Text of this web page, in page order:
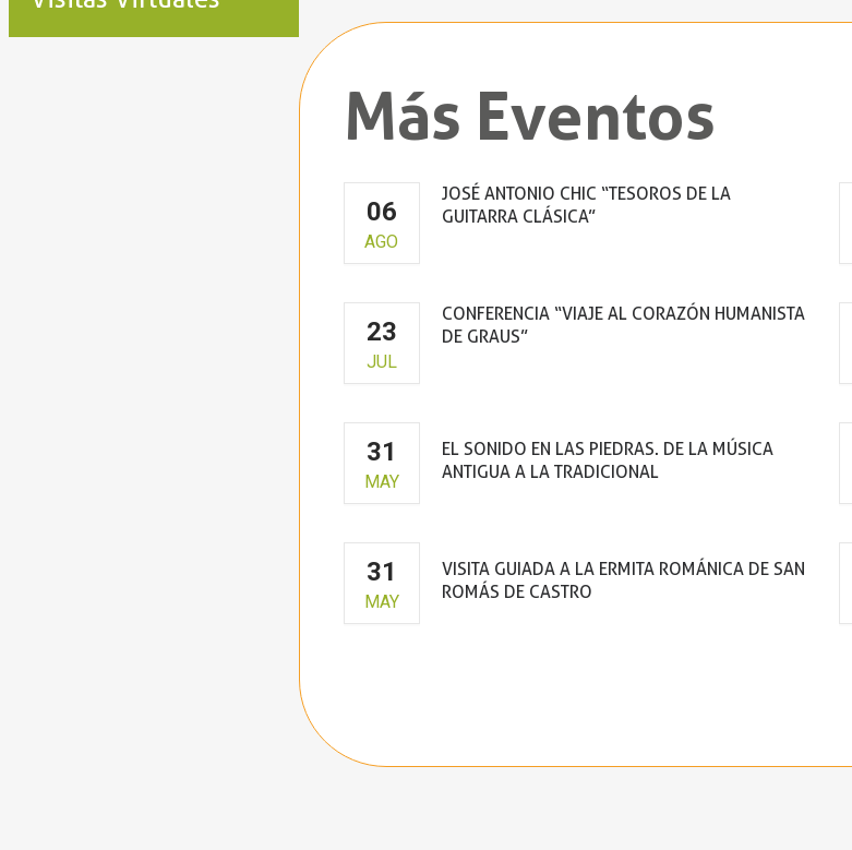
Más Eventos
06
AGO
JOSÉ ANTONIO CHIC “TESOROS DE LA
GUITARRA CLÁSICA”
23
JUL
CONFERENCIA “VIAJE AL CORAZÓN HUMANISTA
DE GRAUS”
31
MAY
EL SONIDO EN LAS PIEDRAS. DE LA MÚSICA
ANTIGUA A LA TRADICIONAL
31
MAY
VISITA GUIADA A LA ERMITA ROMÁNICA DE SAN
ROMÁS DE CASTRO